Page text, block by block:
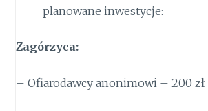
planowane inwestycje:
Zagórzyca:
– Ofiarodawcy anonimowi – 200 zł